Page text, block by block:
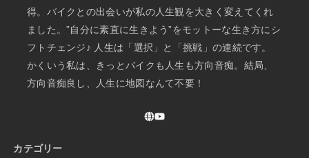
得。バイクとの出会いが私の人生観を大きく変えてくれ
ました。”自分に素直に生きよう”をモットーな生き方にシ
フトチェンジ♪ 人生は「選択」と「挑戦」の連続です。
かくいう私は、きっとバイクも人生も方向音痴。結局、
方向音痴良し、人生に地図なんて不要！
カテゴリー